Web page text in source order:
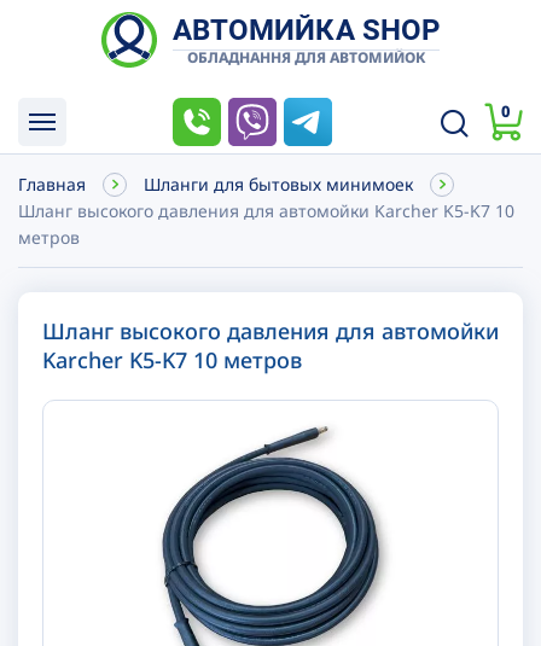
АВТОМИЙКА SHOP
ОБЛАДНАННЯ ДЛЯ АВТОМИЙОК
0
Главная
Шланги для бытовых минимоек
Шланг высокого давления для автомойки Karcher K5-K7 10
метров
Шланг высокого давления для автомойки
Karcher K5-K7 10 метров